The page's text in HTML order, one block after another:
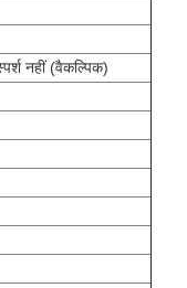
नहीं (वैकल्पिक)